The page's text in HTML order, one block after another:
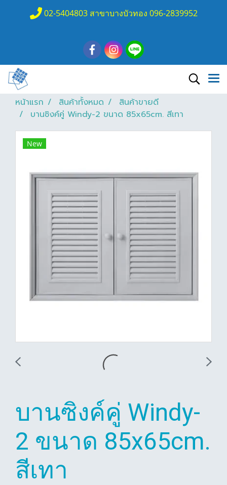
02-5404803 สาขาบางบัวทอง 096-2839952
หน้าแรก สินค้าทั้งหมด
สินค้าขายดี
บานซิงค์คู่ Windy-2 ขนาด 85x65cm. สีเทา
New
บานซิงค์คู่ Windy-
2 ขนาด 85x65cm.
สีเทา